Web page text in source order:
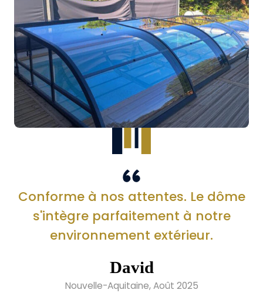
Conforme à nos attentes. Le dôme
s'intègre parfaitement à notre
environnement extérieur.
David
Nouvelle-Aquitaine, Août 2025